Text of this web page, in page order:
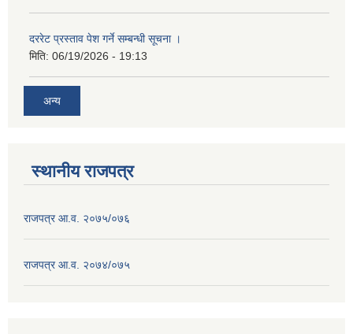
दररेट प्रस्ताव पेश गर्ने सम्बन्धी सूचना ।
मिति: 06/19/2026 - 19:13
अन्य
स्थानीय राजपत्र
राजपत्र आ.व. २०७५/०७६
राजपत्र आ.व. २०७४/०७५